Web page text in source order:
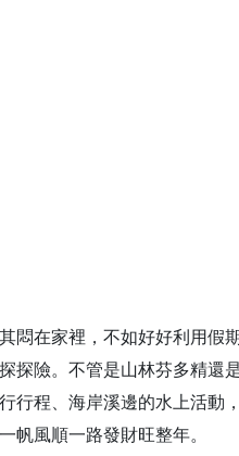
悶在家裡，不如好好利用假
探險。不管是山林芬多精還
行程、海岸溪邊的水上活動
帆風順一路發財旺整年。